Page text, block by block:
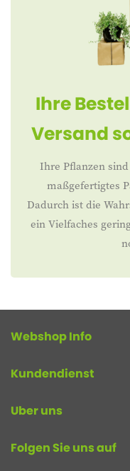
Ihre
Versand
Ihre Pflanzen
maßgefertigtes
Dadurch ist die
ein Vielfaches
Webshop Info
Kundendienst
Uber uns
Folgen Sie uns auf